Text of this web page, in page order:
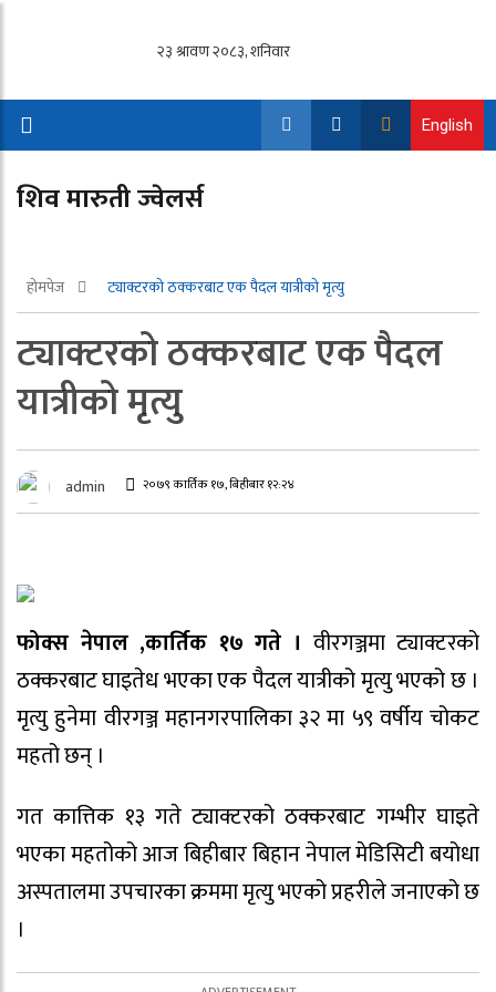
English
शिव मारुती ज्वेलर्स
होमपेज ट्याक्टरको ठक्करबाट एक पैदल यात्रीको मृत्यु
ट्याक्टरको ठक्करबाट एक पैदल
यात्रीको मृत्यु
admin २०७९ कार्तिक १७, बिहीबार १२:२४
फोक्स नेपाल ,कार्तिक १७ गते ।वीरगञ्जमा ट्याक्टरको
ठक्करबाट घाइतेध भएका एक पैदल यात्रीको मृत्यु भएको छ ।
मृत्यु हुनेमा वीरगञ्ज महानगरपालिका ३२ मा ५९ वर्षीय चोकट
महतो छन् ।
गत कात्तिक १३ गते ट्याक्टरको ठक्करबाट गम्भीर घाइते
भएका महतोको आज बिहीबार बिहान नेपाल मेडिसिटी बयोधा
अस्पतालमा उपचारका क्रममा मृत्यु भएको प्रहरीले जनाएको छ
।